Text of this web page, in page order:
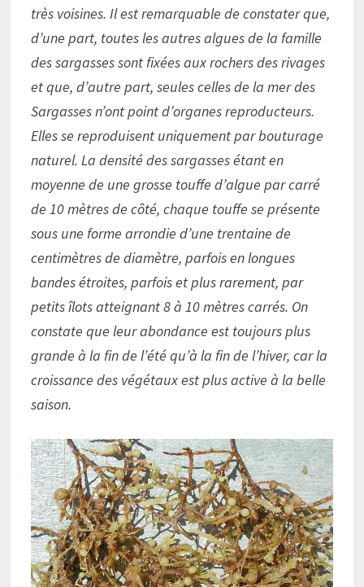
très voisines. Il est remarquable de constater que,
d’une part, toutes les autres algues de la famille
des sargasses sont fixées aux rochers des rivages
et que, d’autre part, seules celles de la mer des
Sargasses n’ont point d’organes reproducteurs.
Elles se reproduisent uniquement par bouturage
naturel. La densité des sargasses étant en
moyenne de une grosse touffe d’algue par carré
de 10 mètres de côté, chaque touffe se présente
sous une forme arrondie d’une trentaine de
centimètres de diamètre, parfois en longues
bandes étroites, parfois et plus rarement, par
petits îlots atteignant 8 à 10 mètres carrés. On
constate que leur abondance est toujours plus
grande à la fin de l’été qu’à la fin de l’hiver, car la
croissance des végétaux est plus active à la belle
saison.